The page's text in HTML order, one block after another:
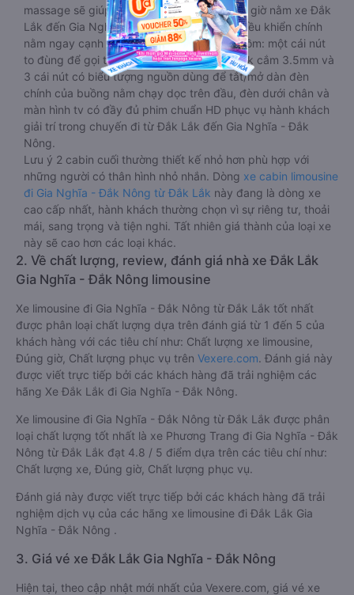
massage sẽ giúp bạn thư giãn trong những giờ nằm xe Đắk
Lắk đến Gia Nghĩa - Đắk Nông dài. Bảng điều khiển chính
nằm ngay cạnh đầu để tiện tay tuỳ chỉnh gồm: một cái nút
to đùng để gọi tiếp viên, 2 cổng USB , 1 jack cắm 3.5mm và
3 cái nút có biểu tượng nguồn dùng để tắt/mở dàn đèn
chính của buồng nằm chạy dọc trên đầu, đèn dưới chân và
màn hình tv có đầy đủ phim chuẩn HD phục vụ hành khách
giải trí trong chuyến đi từ Đắk Lắk đến Gia Nghĩa - Đắk
Nông.
Lưu ý 2 cabin cuối thường thiết kế nhỏ hơn phù hợp với
những người có thân hình nhỏ nhắn. Dòng xe cabin limousine
đi Gia Nghĩa - Đắk Nông từ Đắk Lắk này đang là dòng xe
cao cấp nhất, hành khách thường chọn vì sự riêng tư, thoải
mái, sang trọng và tiện nghi. Tất nhiên giá thành của loại xe
này sẽ cao hơn các loại khác.
2. Về chất lượng, review, đánh giá nhà xe Đắk Lắk
Gia Nghĩa - Đắk Nông limousine
Xe limousine đi Gia Nghĩa - Đắk Nông từ Đắk Lắk tốt nhất
được phân loại chất lượng dựa trên đánh giá từ 1 đến 5 của
khách hàng với các tiêu chí như: Chất lượng xe limousine,
Đúng giờ, Chất lượng phục vụ trên Vexere.com. Đánh giá này
được viết trực tiếp bởi các khách hàng đã trải nghiệm các
hãng Xe Đắk Lắk đi Gia Nghĩa - Đắk Nông.
Xe limousine đi Gia Nghĩa - Đắk Nông từ Đắk Lắk được phân
loại chất lượng tốt nhất là xe Phương Trang đi Gia Nghĩa - Đắk
Nông từ Đắk Lắk đạt 4.8 / 5 điểm dựa trên các tiêu chí như:
Chất lượng xe, Đúng giờ, Chất lượng phục vụ.
Đánh giá này được viết trực tiếp bởi các khách hàng đã trải
nghiệm dịch vụ của các hãng xe limousine đi Đắk Lắk Gia
Nghĩa - Đắk Nông .
3. Giá vé xe Đắk Lắk Gia Nghĩa - Đắk Nông
Hiện tại, theo cập nhật mới nhất của Vexere.com, giá vé xe